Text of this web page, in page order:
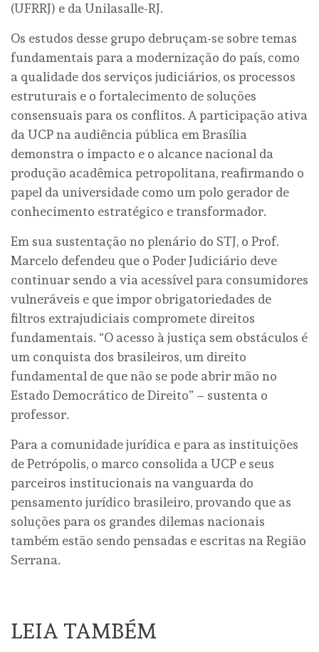
(UFRRJ) e da Unilasalle-RJ.
Os estudos desse grupo debruçam-se sobre temas
fundamentais para a modernização do país, como
a qualidade dos serviços judiciários, os processos
estruturais e o fortalecimento de soluções
consensuais para os conflitos. A participação ativa
da UCP na audiência pública em Brasília
demonstra o impacto e o alcance nacional da
produção acadêmica petropolitana, reafirmando o
papel da universidade como um polo gerador de
conhecimento estratégico e transformador.
Em sua sustentação no plenário do STJ, o Prof.
Marcelo defendeu que o Poder Judiciário deve
continuar sendo a via acessível para consumidores
vulneráveis e que impor obrigatoriedades de
filtros extrajudiciais compromete direitos
fundamentais. “O acesso à justiça sem obstáculos é
um conquista dos brasileiros, um direito
fundamental de que não se pode abrir mão no
Estado Democrático de Direito” – sustenta o
professor.
Para a comunidade jurídica e para as instituições
de Petrópolis, o marco consolida a UCP e seus
parceiros institucionais na vanguarda do
pensamento jurídico brasileiro, provando que as
soluções para os grandes dilemas nacionais
também estão sendo pensadas e escritas na Região
Serrana.
LEIA TAMBÉM